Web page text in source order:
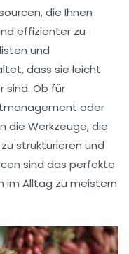
die Ihnen
effizienter zu
und
dass sie leicht
sind. Ob für
oder
die Werkzeuge, die
strukturieren und
sind das perfekte
im Alltag zu meistern